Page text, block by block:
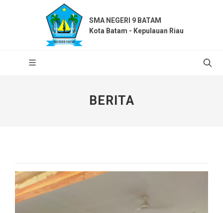
SMA NEGERI 9 BATAM
Kota Batam - Kepulauan Riau
BERITA